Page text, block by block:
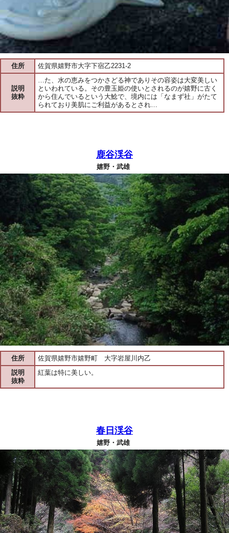
住所 佐賀県嬉野市大字下宿乙2231-2
説明
抜粋
…た、水の恵みをつかさどる神でありその容姿は大変美しい
といわれている。その豊玉姫の使いとされるのが嬉野に古く
から住んでいるという大鯰で、境内には「なまず社」がたて
られており美肌にご利益があるとされ…
鹿谷渓谷
嬉野・武雄
住所
佐賀県嬉野市嬉野町 大字岩屋川内乙
説明
抜粋
紅葉は特に美しい。
春日渓谷
嬉野・武雄